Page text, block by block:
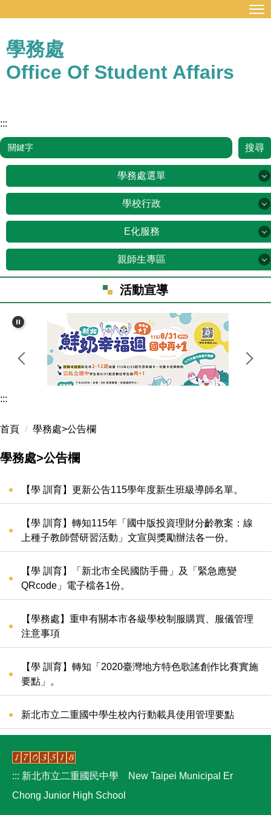
主
要
內
容
學務處
Office Of Student Affairs
:::
搜尋
學務處選單
學務處選單
學校行政
學校行政
行政谷歌雲端信箱
會計資訊系統
重要章程
綠能校園
E化服務
E化服務
資訊設備線上報修
新北教育局信箱
親師生專區
親師生專區
新北市親師生平台
新北教育局谷歌雲端服務
校園圖書館
學生健康自主管理網
全國中小學題庫
學習扶助科技化評量系統
服務學習
活動宣導
:::
首頁 學務處>公告欄
學務處>公告欄
【學 訓育】更新公告115學年度新生班級導師名單。
【學 訓育】轉知115年「國中版投資理財分齡教案：線
上種子教師營研習活動」文宣與獎勵辦法各一份。
【學 訓育】「新北市全民國防手冊」及「緊急應變
QRcode」電子檔各1份。
【學務處】重申有關本市各級學校制服購買、服儀管理
注意事項
【學 訓育】轉知「2020臺灣地方特色歌謠創作比賽實施
要點」。
新北市立二重國中學生校內行動載具使用管理要點
::: 新北市立二重國民中學 New Taipei Municipal Er
Chong Junior High School